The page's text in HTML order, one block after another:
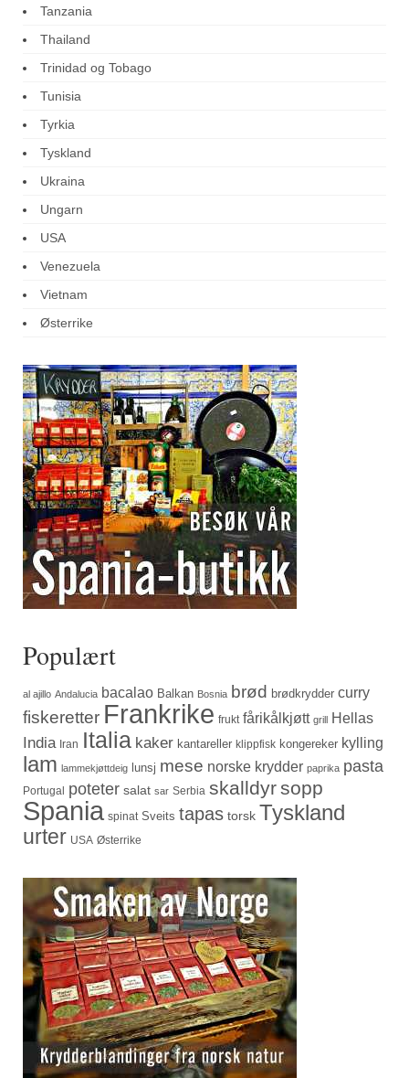
Tanzania
Thailand
Trinidad og Tobago
Tunisia
Tyrkia
Tyskland
Ukraina
Ungarn
USA
Venezuela
Vietnam
Østerrike
Populært
al ajillo Andalucia bacalao Balkan Bosnia brød brødkrydder curry
fiskeretter Frankrike frukt fårikålkjøtt grill Hellas
India Iran Italia kaker kantareller klippfisk kongereker kylling
lam lammekjøttdeig lunsj mese norske krydder paprika pasta
Portugal poteter salat sar Serbia skalldyrsopp
Spania spinat Sveits tapas torsk Tyskland
urter USA Østerrike